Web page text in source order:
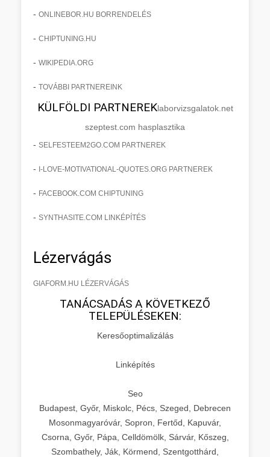
- ONLINEBOR.HU BORRENDELÉS
- CHIPTUNING.HU
- WIKIPEDIA.ORG
- TOVÁBBI PARTNEREINK
KÜLFÖLDI PARTNEREKlaborvizsgalatok.net
szeptest.com hasplasztika
- SELFESTEEM2GO.COM PARTNEREK
- I-LOVE-MOTIVATIONAL-QUOTES.ORG PARTNEREK
- FACEBOOK.COM CHIPTUNING
- SYNTHASITE.COM LINKÉPÍTÉS
Lézervágás
GIAFORM.HU LÉZERVÁGÁS
TANÁCSADÁS A KÖVETKEZŐ
TELEPÜLÉSEKEN:
Keresőoptimalizálás
Linképítés
Seo
Budapest, Győr, Miskolc, Pécs, Szeged, Debrecen
Mosonmagyaróvár, Sopron, Fertőd, Kapuvár,
Csorna, Győr, Pápa, Celldömölk, Sárvár, Kőszeg,
Szombathely, Ják, Körmend, Szentgotthárd,